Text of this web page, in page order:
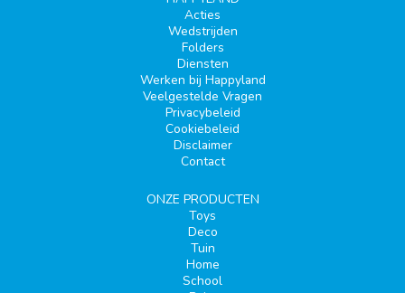
Acties
Wedstrijden
Folders
Diensten
Werken bij Happyland
Veelgestelde Vragen
Privacybeleid
Cookiebeleid
Disclaimer
Contact
ONZE PRODUCTEN
Toys
Deco
Tuin
Home
School